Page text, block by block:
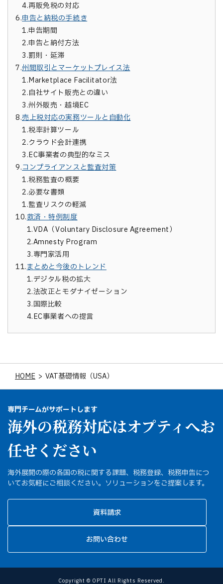
4.再販免税の対応
6.申告と納税の手続き
1.申告期間
2.申告と納付方法
3.罰則・延滞
7.州間取引とマーケットプレイス法
1.Marketplace Facilitator法
2.自社サイト販売との違い
3.州外販売・越境EC
8.売上税対応の実務ツールと自動化
1.税率計算ツール
2.クラウド会計連携
3.EC事業者の典型的なミス
9.コンプライアンスと監査対策
1.税務監査の概要
2.必要な書類
1.監査リスクの軽減
10.救済・特例制度
1.VDA（Voluntary Disclosure Agreement）
2.Amnesty Program
3.専門家活用
11.まとめと今後のトレンド
1.デジタル税の拡大
2.法改正とモダナイゼーション
3.国際比較
4.EC事業者への提言
HOME > VAT基礎情報（USA）
専門チームがサポートします
海外の税務対応はオプティへお
任せください
海外展開の際の各国の税に関する課題、税務登録、税務申告につ
いてお気軽にご相談ください。ソリューションをご提案します。
資料請求
お問い合わせ
Copyright © OPTI All Rights Reserved.